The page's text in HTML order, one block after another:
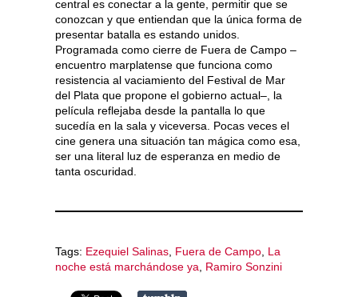
central es conectar a la gente, permitir que se
conozcan y que entiendan que la única forma de
presentar batalla es estando unidos.
Programada como cierre de Fuera de Campo –
encuentro marplatense que funciona como
resistencia al vaciamiento del Festival de Mar
del Plata que propone el gobierno actual–, la
película reflejaba desde la pantalla lo que
sucedía en la sala y viceversa. Pocas veces el
cine genera una situación tan mágica como esa,
ser una literal luz de esperanza en medio de
tanta oscuridad.
Tags: Ezequiel Salinas Fuera de Campo La
noche está marchándose ya
Ramiro Sonzini